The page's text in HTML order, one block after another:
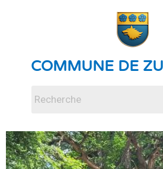
COMMUNE DE